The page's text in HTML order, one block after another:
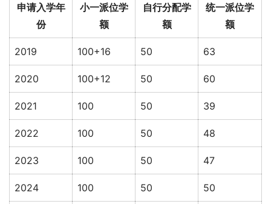
申请入学年
份
小一派位学
额
自行分配学
额
统一派位学
额
2019 100+16 50 63
2020 100+12 50 60
2021 100 50 39
2022 100 50 48
2023 100 50 47
2024 100 50 50